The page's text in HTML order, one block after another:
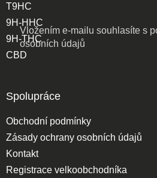
Vložením e-mailu souhlasíte s
osobních údajů
T9HC
9H-HHC
9H-THC
CBD
Spolupráce
Obchodní podmínky
Zásady ochrany osobních údajů
Kontakt
Registrace velkoobchodníka